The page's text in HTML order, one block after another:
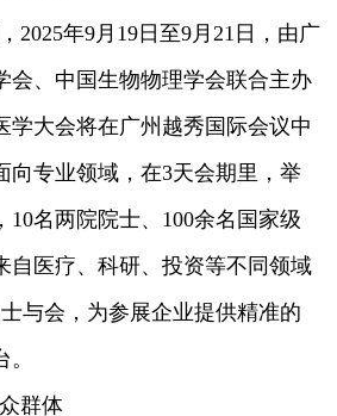
2025年9月19日至9月21日，由广
会、中国生物物理学会联合主办
学大会将在广州越秀国际会议中
向专业领域，在3天会期里，举
10名两院院士、100余名国家级
自医疗、科研、投资等不同领域
与会，为参展企业提供精准的
群体